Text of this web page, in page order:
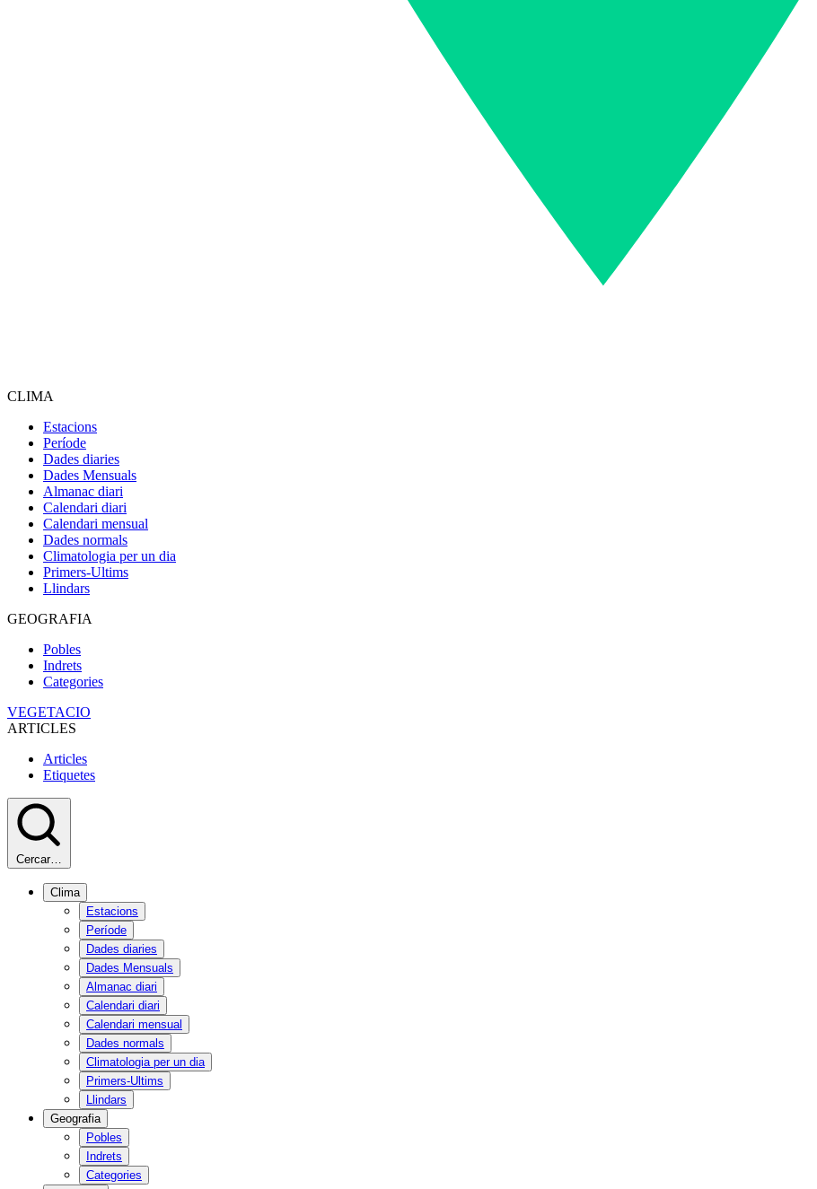
CLIMA
Estacions
Període
Dades diaries
Dades Mensuals
Almanac diari
Calendari diari
Calendari mensual
Dades normals
Climatologia per un dia
Primers-Ultims
Llindars
GEOGRAFIA
Pobles
Indrets
Categories
VEGETACIO
ARTICLES
Articles
Etiquetes
Cercar…
Clima
Estacions
Període
Dades diaries
Dades Mensuals
Almanac diari
Calendari diari
Calendari mensual
Dades normals
Climatologia per un dia
Primers-Ultims
Llindars
Geografia
Pobles
Indrets
Categories